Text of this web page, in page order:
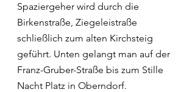
Spaziergeher wird durch die
Birkenstraße, Ziegeleistraße
schließlich zum alten Kirchsteig
geführt. Unten gelangt man auf der
Franz-Gruber-Straße bis zum Stille
Nacht Platz in Oberndorf.